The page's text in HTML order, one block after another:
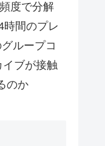
度で分解
時間のプレ
ループコ
イブが接触
のか